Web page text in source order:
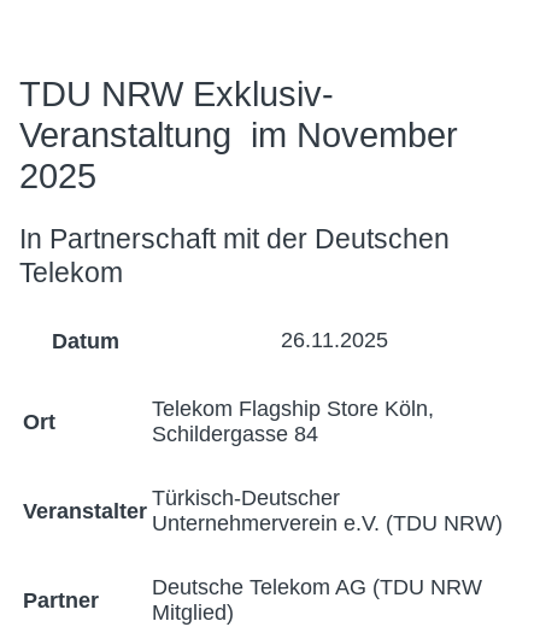
TDU NRW Exklusiv-
Veranstaltung im November
2025
In Partnerschaft mit der Deutschen
Telekom
Datum 26.11.2025
Ort
Telekom Flagship Store Köln,
Schildergasse 84
Veranstalter
Türkisch-Deutscher
Unternehmerverein e.V. (TDU NRW)
Partner
Deutsche Telekom AG (TDU NRW
Mitglied)